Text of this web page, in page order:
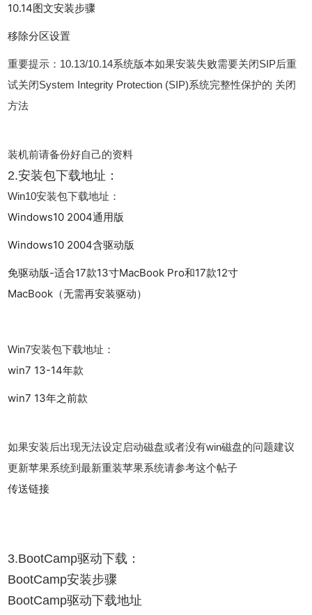
10.14图文安装步骤
移除分区设置
重要提示：10.13/10.14系统版本如果安装失败需要关闭SIP后重
试关闭System Integrity Protection (SIP)系统完整性保护的 关闭
方法
装机前请备份好自己的资料
2.安装包下载地址：
Win10安装包下载地址：
Windows10 2004通用版
Windows10 2004含驱动版
免驱动版-适合17款13寸MacBook Pro和17款12寸
MacBook（无需再安装驱动）
Win7安装包下载地址：
win7 13-14年款
win7 13年之前款
如果安装后出现无法设定启动磁盘或者没有win磁盘的问题建议
更新苹果系统到最新重装苹果系统请参考这个帖子
传送链接
3.BootCamp驱动下载：
BootCamp安装步骤
BootCamp驱动下载地址